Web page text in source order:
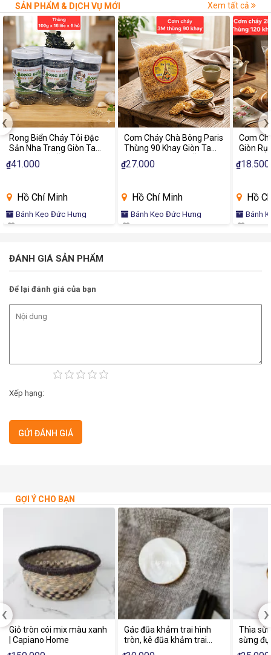
SẢN PHẨM & DỊCH VỤ MỚI Xem tất cả
Rong Biển Cháy Tỏi Đặc
Sản Nha Trang Giòn Tan
Thơm Ngon Ăn Liền
₫41.000
Hồ Chí Minh
Bánh Kẹo Đức Hưng
Cơm Cháy Chà Bông Paris
Thùng 90 Khay Giòn Tan
Chà Bông Đậm Vị Ăn Vặt
Chính Hãng
₫27.000
Hồ Chí Minh
Bánh Kẹo Đức Hưng
Cơm
Giòn
Khay
Thơm
₫18.500
Hồ
Bánh
‹ ›
ĐÁNH GIÁ SẢN PHẨM
Để lại đánh giá của bạn
Xếp hạng:
GỢI Ý CHO BẠN
Giỏ tròn cói mix màu xanh
| Capiano Home
Gác đũa khảm trai hình
tròn, kê đũa khảm trai
sang trọng | Capiano
Thìa
sừng
home
‹ ›